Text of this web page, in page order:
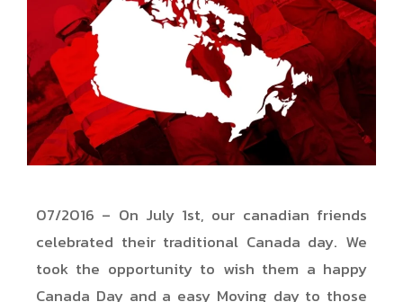
07/2016 – On July 1st, our canadian friends
celebrated their traditional Canada day. We
took the opportunity to wish them a happy
Canada Day and a easy Moving day to those